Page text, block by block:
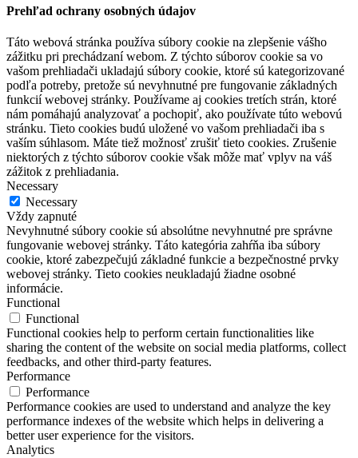
Prehľad ochrany osobných údajov
Táto webová stránka používa súbory cookie na zlepšenie vášho
zážitku pri prechádzaní webom. Z týchto súborov cookie sa vo
vašom prehliadači ukladajú súbory cookie, ktoré sú kategorizované
podľa potreby, pretože sú nevyhnutné pre fungovanie základných
funkcií webovej stránky. Používame aj cookies tretích strán, ktoré
nám pomáhajú analyzovať a pochopiť, ako používate túto webovú
stránku. Tieto cookies budú uložené vo vašom prehliadači iba s
vaším súhlasom. Máte tiež možnosť zrušiť tieto cookies. Zrušenie
niektorých z týchto súborov cookie však môže mať vplyv na váš
zážitok z prehliadania.
Necessary
Necessary
Vždy zapnuté
Nevyhnutné súbory cookie sú absolútne nevyhnutné pre správne
fungovanie webovej stránky. Táto kategória zahŕňa iba súbory
cookie, ktoré zabezpečujú základné funkcie a bezpečnostné prvky
webovej stránky. Tieto cookies neukladajú žiadne osobné
informácie.
Functional
Functional
Functional cookies help to perform certain functionalities like
sharing the content of the website on social media platforms, collect
feedbacks, and other third-party features.
Performance
Performance
Performance cookies are used to understand and analyze the key
performance indexes of the website which helps in delivering a
better user experience for the visitors.
Analytics